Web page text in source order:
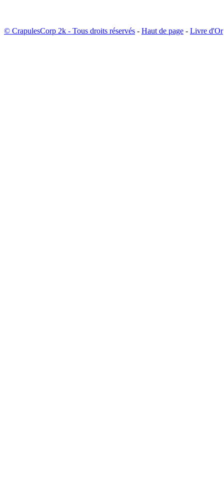
© CrapulesCorp 2k - Tous droits réservés - Haut de page - Livre d'Or